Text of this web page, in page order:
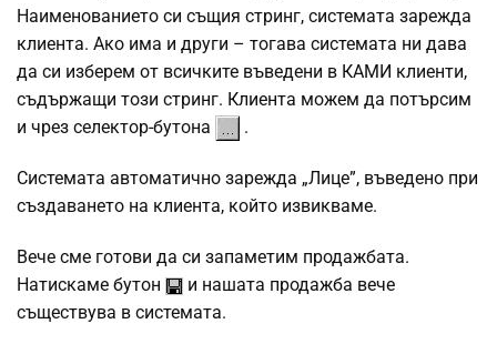
Наименованието си същия стринг, системата зарежда
клиента. Ако има и други – тогава системата ни дава
да си изберем от всичките въведени в КАМИ клиенти,
съдържащи този стринг. Клиента можем да потърсим
и чрез селектор-бутона
.
Системата автоматично зарежда „Лице”, въведено при
създаването на клиента, който извикваме.
Вече сме готови да си запаметим продажбата.
Натискаме бутон
и нашата продажба вече
съществува в системата.